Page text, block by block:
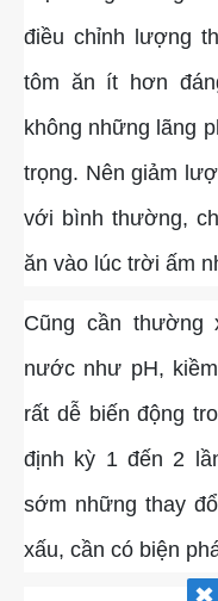
điều chỉnh lượng
tôm ăn ít hơn
không những lãng
trọng. Nên giảm
với bình thường,
ăn vào lúc trời ấm
Cũng cần thường
nước như pH,
rất dễ biến động
định kỳ 1 đến 2
sớm những thay
xấu, cần có biện